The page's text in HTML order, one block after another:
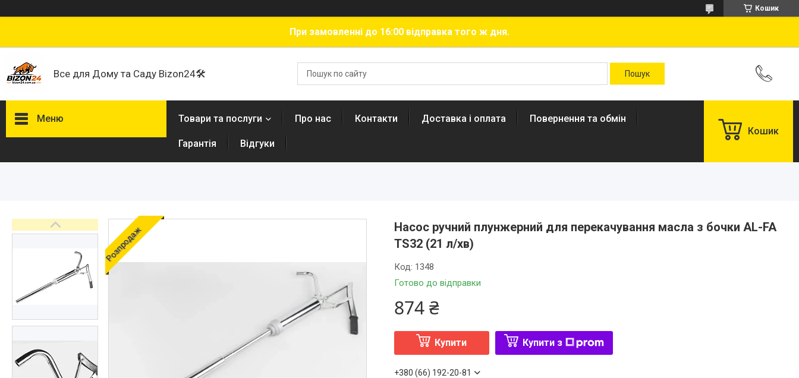
Кошик
При замовленні до 16:00 відправка того ж дня.
Все для Дому та Саду Bizon24🛠
Меню Товари та послуги Про нас Контакти Доставка і оплата Повернення та обмін
Гарантія Відгуки
Кошик
Розпродаж
Насос ручний плунжерний для перекачування масла з бочки AL-FA
TS32 (21 л/хв)
Готово до відправки
Код: 1348
874 ₴
Купити Купити з
+380 (66) 192-20-81